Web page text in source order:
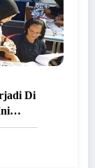
Di